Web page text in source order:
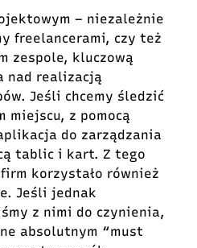
– niezależnie
freelancerami, czy też
zespole, kluczową
nad realizacją
Jeśli chcemy śledzić
miejscu, z pomocą
do zarządzania
tablic i kart. Z tego
korzystało również
Jeśli jednak
z nimi do czynienia,
absolutnym “must